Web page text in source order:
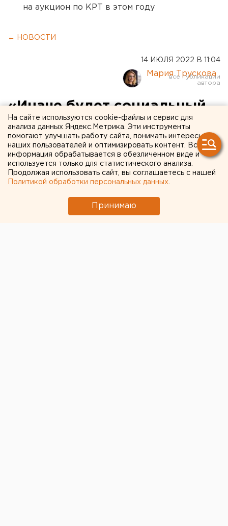
на аукцион по КРТ в этом году
← НОВОСТИ
14 ИЮЛЯ 2022 В 11:04
Мария Трускова
«Иначе будет социальный
взрыв»: жителям
курганского Кетово снова
дали надежду на новую
школу
На сайте используются cookie-файлы и сервис для
анализа данных Яндекс.Метрика. Эти инструменты
помогают улучшать работу сайта, понимать интересы
наших пользователей и оптимизировать контент. Вся
информация обрабатывается в обезличенном виде и
используется только для статистического анализа.
Продолжая использовать сайт, вы соглашаетесь с нашей
Политикой обработки персональных данных
Принимаю